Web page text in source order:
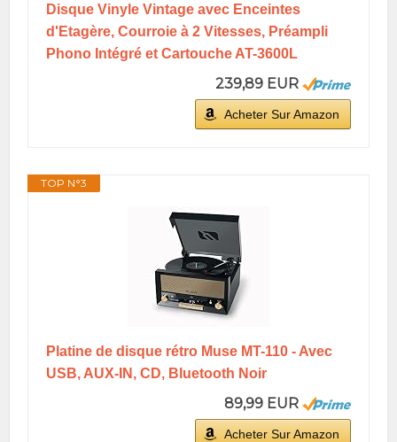
Disque Vinyle Vintage avec Enceintes
d'Etagère, Courroie à 2 Vitesses, Préampli
Phono Intégré et Cartouche AT-3600L
239,89 EUR
Acheter Sur Amazon
TOP N°3
Platine de disque rétro Muse MT-110 - Avec
USB, AUX-IN, CD, Bluetooth Noir
89,99 EUR
Acheter Sur Amazon